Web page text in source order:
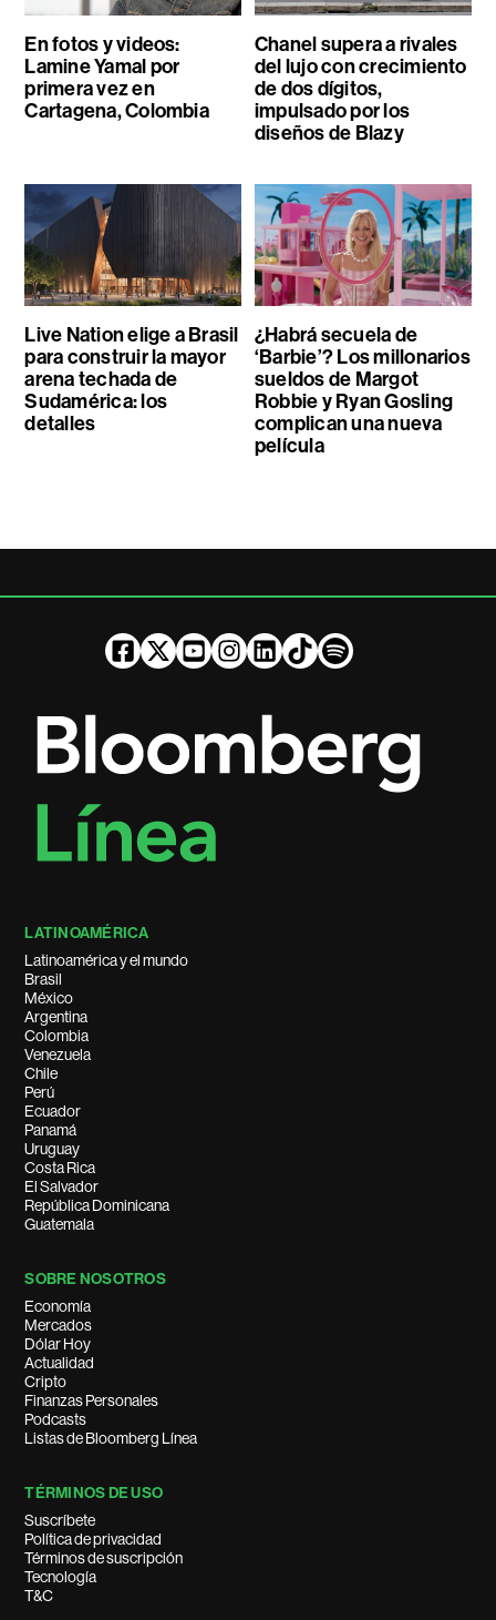
En fotos y videos:
Lamine Yamal por
primera vez en
Cartagena, Colombia
Chanel supera a rivales
del lujo con crecimiento
de dos dígitos,
impulsado por los
diseños de Blazy
Live Nation elige a Brasil
para construir la mayor
arena techada de
Sudamérica: los
detalles
¿Habrá secuela de
‘Barbie’? Los millonarios
sueldos de Margot
Robbie y Ryan Gosling
complican una nueva
película
LATINOAMÉRICA
Latinoamérica y el mundo
Brasil
México
Argentina
Colombia
Venezuela
Chile
Perú
Ecuador
Panamá
Uruguay
Costa Rica
El Salvador
República Dominicana
Guatemala
SOBRE NOSOTROS
Economía
Mercados
Dólar Hoy
Actualidad
Cripto
Finanzas Personales
Podcasts
Listas de Bloomberg Línea
TÉRMINOS DE USO
Suscríbete
Política de privacidad
Términos de suscripción
Tecnología
T&C